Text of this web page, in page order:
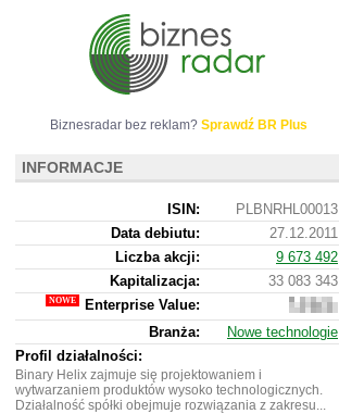
Biznesradar bez reklam? Sprawdź BR Plus
INFORMACJE
ISIN:
PLBNRHL00013
Data debiutu:
27.12.2011
Liczba akcji:
9 673 492
Kapitalizacja:
33 083 343
Enterprise Value:
166
343
Branża:
Nowe technologie
Profil działalności:
Binary Helix zajmuje się projektowaniem i
wytwarzaniem produktów wysoko technologicznych.
Działalność spółki obejmuje rozwiązania z zakresu...